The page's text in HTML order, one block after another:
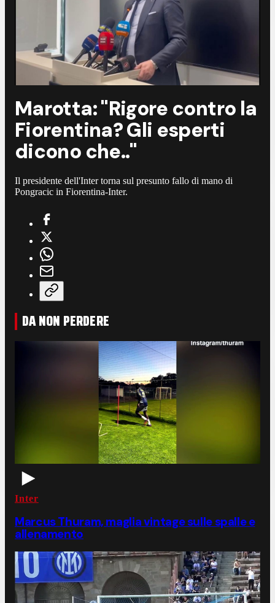
Marotta: "Rigore contro la
Fiorentina? Gli esperti
dicono che.."
Il presidente dell'Inter torna sul presunto fallo di mano di
Pongracic in Fiorentina-Inter.
DA NON PERDERE
Inter
Marcus Thuram, maglia vintage sulle spalle e
allenamento